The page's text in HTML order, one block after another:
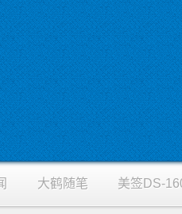
大鹤随笔 美签DS-